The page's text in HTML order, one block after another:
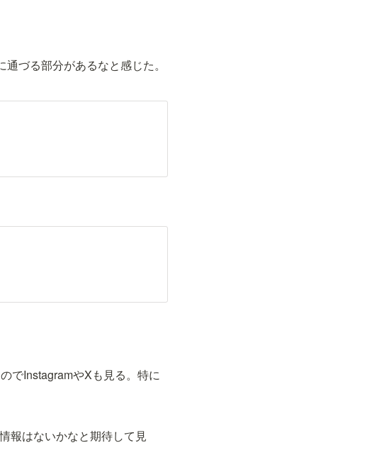
づる部分があるなと感じた。
でInstagramやXも見る。特に
報はないかなと期待して見